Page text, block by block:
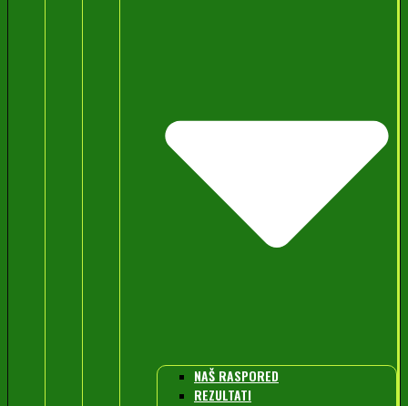
NAŠ RASPORED
REZULTATI